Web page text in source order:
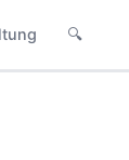
🔍